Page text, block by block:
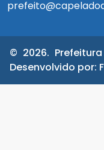
© 2026.
Desenvolvido por: